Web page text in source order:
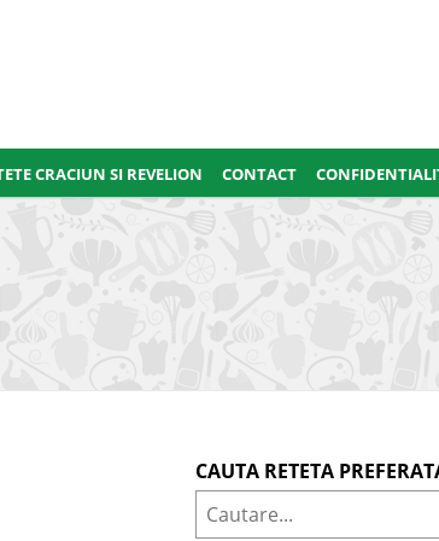
CRACIUN SI REVELION CONTACT
CAUTA RETETA